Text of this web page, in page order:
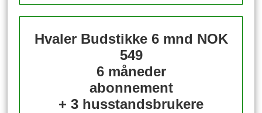
Hvaler Budstikke 6 mnd NOK
549
6 måneder
abonnement
+ 3 husstandsbrukere